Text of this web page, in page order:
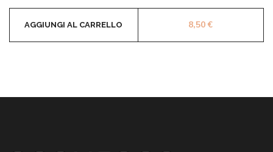
8,50€
AGGIUNGI AL CARRELLO